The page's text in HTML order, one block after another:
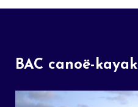
BAC canoë-kayak